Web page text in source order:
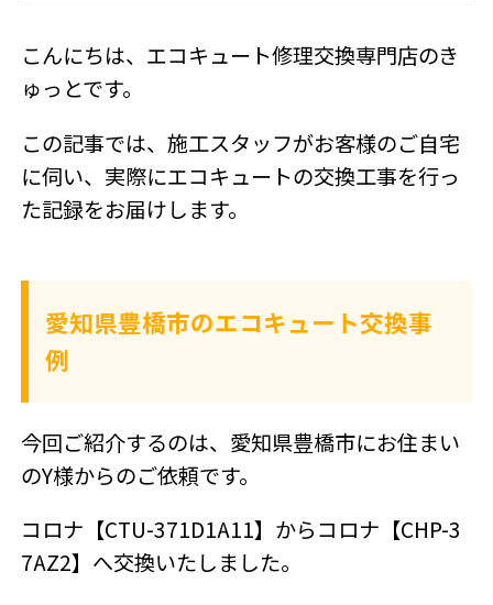
こんにちは、エコキュート修理交換専門店のき
ゅっとです。
この記事では、施工スタッフがお客様のご自宅
に伺い、実際にエコキュートの交換工事を行っ
た記録をお届けします。
愛知県豊橋市のエコキュート交換事
例
今回ご紹介するのは、愛知県豊橋市にお住まい
のY様からのご依頼です。
コロナ【CTU-371D1A11】からコロナ【CHP-3
7AZ2】へ交換いたしました。